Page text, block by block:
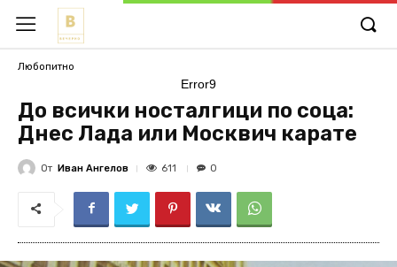
Любопитно
Error9
До всички носталгици по соца:
Днес Лада или Москвич карате
От Иван Ангелов 611 0